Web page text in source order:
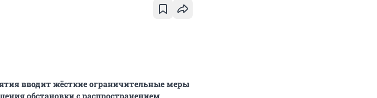
вводит жёсткие ограничительные меры
обстановки с распространением